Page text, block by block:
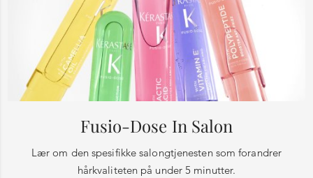
Fusio-Dose In Salon
Lær om den spesifikke salongtjenesten som forandrer
hårkvaliteten på under 5 minutter.